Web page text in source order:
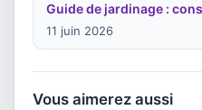
Guide de jardinage :
11 juin 2026
Vous aimerez aussi